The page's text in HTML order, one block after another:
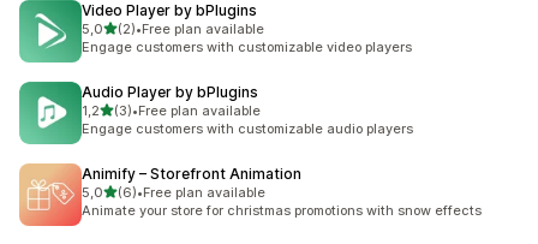
Video Player by bPlugins
5,0av 5 stjerner
(2)
Totalt 2 omtaler
•Free plan available
Engage customers with customizable video players
Audio Player by bPlugins
1,2av 5 stjerner
(3)
Totalt 3 omtaler
•Free plan available
Engage customers with customizable audio players
Animify – Storefront Animation
5,0av 5 stjerner
(6)
Totalt 6 omtaler
•Free plan available
Animate your store for christmas promotions with snow effects